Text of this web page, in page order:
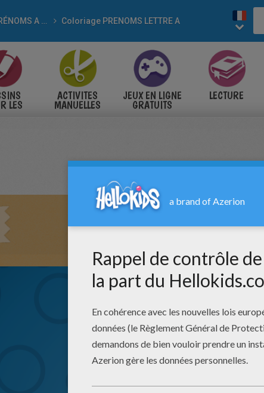
PRÉNOMS A COLORIER Coloriage PRENOMS LETTRE A
LES
ACTIVITES
MANUELLES
JEUX EN LIGNE
GRATUITS
LECTURE